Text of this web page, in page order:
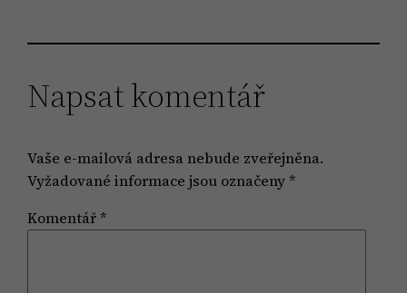
Napsat komentář
Vaše e-mailová adresa nebude zveřejněna.
Vyžadované informace jsou označeny*
Komentář*